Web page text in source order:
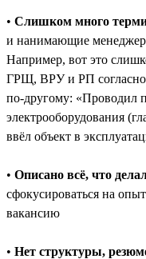
• Слишком много
и нанимающие
Например, вот это
ГРЩ, ВРУ и РП
по-другому: «Проводил
электрооборудования
ввёл объект в
• Описано всё, что
сфокусироваться на
вакансию
• Нет структуры,